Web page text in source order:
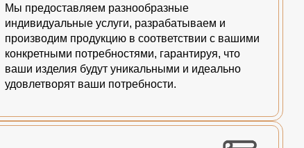
Мы предоставляем разнообразные
индивидуальные услуги, разрабатываем и
производим продукцию в соответствии с вашими
конкретными потребностями, гарантируя, что
ваши изделия будут уникальными и идеально
удовлетворят ваши потребности.